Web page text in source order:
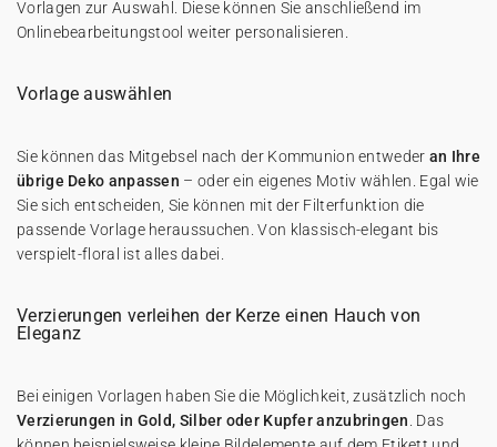
Vorlagen zur Auswahl. Diese können Sie anschließend im
Onlinebearbeitungstool weiter personalisieren.
Vorlage auswählen
Sie können das Mitgebsel nach der Kommunion entweder an Ihre
übrige Deko anpassen – oder ein eigenes Motiv wählen. Egal wie
Sie sich entscheiden, Sie können mit der Filterfunktion die
passende Vorlage heraussuchen. Von klassisch-elegant bis
verspielt-floral ist alles dabei.
Verzierungen verleihen der Kerze einen Hauch von
Eleganz
Bei einigen Vorlagen haben Sie die Möglichkeit, zusätzlich noch
Verzierungen in Gold, Silber oder Kupfer anzubringen . Das